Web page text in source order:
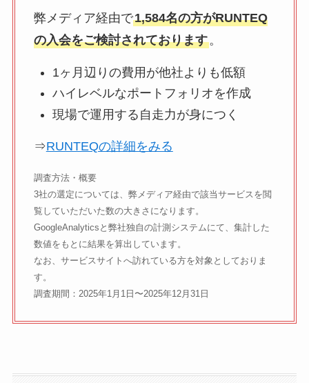
弊メディア経由で1,584名の方がRUNTEQ
の入会をご検討されております。
1ヶ月辺りの費用が他社よりも低額
ハイレベルなポートフォリオを作成
現場で運用する自走力が身につく
⇒RUNTEQの詳細をみる
調査方法・概要
3社の選定については、弊メディア経由で該当サービスを閲
覧していただいた数の大きさになります。
GoogleAnalyticsと弊社独自の計測システムにて、集計した
数値をもとに結果を算出しています。
なお、サービスサイトへ訪れている方を対象としておりま
す。
調査期間：2025年1月1日〜2025年12月31日